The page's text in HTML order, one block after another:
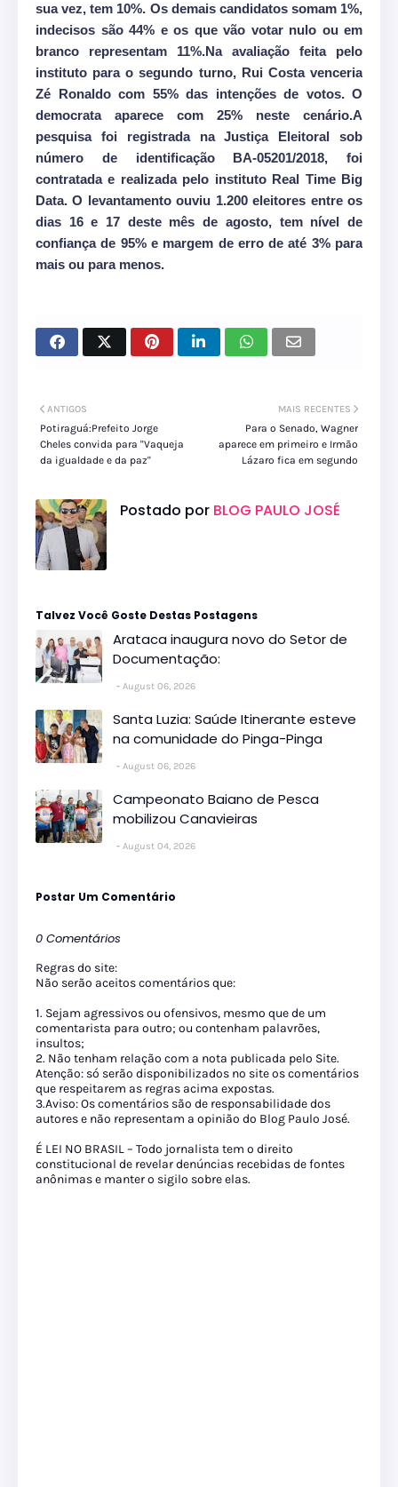
sua vez, tem 10%. Os demais candidatos somam 1%,
indecisos são 44% e os que vão votar nulo ou em
branco representam 11%.Na avaliação feita pelo
instituto para o segundo turno, Rui Costa venceria
Zé Ronaldo com 55% das intenções de votos. O
democrata aparece com 25% neste cenário.A
pesquisa foi registrada na Justiça Eleitoral sob
número de identificação BA-05201/2018, foi
contratada e realizada pelo instituto Real Time Big
Data. O levantamento ouviu 1.200 eleitores entre os
dias 16 e 17 deste mês de agosto, tem nível de
confiança de 95% e margem de erro de até 3% para
mais ou para menos.
MAIS RECENTES
Para o Senado, Wagner
aparece em primeiro e Irmão
Lázaro fica em segundo
ANTIGOS
Potiraguá:Prefeito Jorge
Cheles convida para ''Vaqueja
da igualdade e da paz''
Postado por BLOG PAULO JOSÉ
Talvez Você Goste Destas Postagens
Arataca inaugura novo do Setor de
Documentação:
August 06, 2026
Santa Luzia: Saúde Itinerante esteve
na comunidade do Pinga-Pinga
August 06, 2026
Campeonato Baiano de Pesca
mobilizou Canavieiras
August 04, 2026
Postar Um Comentário
0 Comentários
Regras do site:
Não serão aceitos comentários que:
1. Sejam agressivos ou ofensivos, mesmo que de um
comentarista para outro; ou contenham palavrões,
insultos;
2. Não tenham relação com a nota publicada pelo Site.
Atenção: só serão disponibilizados no site os comentários
que respeitarem as regras acima expostas.
3.Aviso: Os comentários são de responsabilidade dos
autores e não representam a opinião do Blog Paulo José.
É LEI NO BRASIL – Todo jornalista tem o direito
constitucional de revelar denúncias recebidas de fontes
anônimas e manter o sigilo sobre elas.